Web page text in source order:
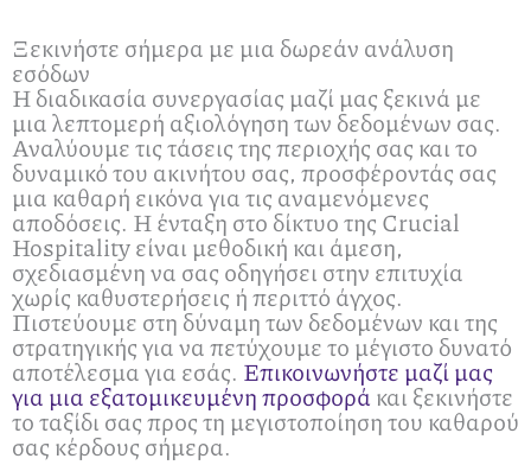
Ξεκινήστε σήμερα με μια δωρεάν ανάλυση
εσόδων
Η διαδικασία συνεργασίας μαζί μας ξεκινά με
μια λεπτομερή αξιολόγηση των δεδομένων σας.
Αναλύουμε τις τάσεις της περιοχής σας και το
δυναμικό του ακινήτου σας, προσφέροντάς σας
μια καθαρή εικόνα για τις αναμενόμενες
αποδόσεις. Η ένταξη στο δίκτυο της Crucial
Hospitality είναι μεθοδική και άμεση,
σχεδιασμένη να σας οδηγήσει στην επιτυχία
χωρίς καθυστερήσεις ή περιττό άγχος.
Πιστεύουμε στη δύναμη των δεδομένων και της
στρατηγικής για να πετύχουμε το μέγιστο δυνατό
αποτέλεσμα για εσάς. Επικοινωνήστε μαζί μας
για μια εξατομικευμένη προσφορά και ξεκινήστε
το ταξίδι σας προς τη μεγιστοποίηση του καθαρού
σας κέρδους σήμερα.